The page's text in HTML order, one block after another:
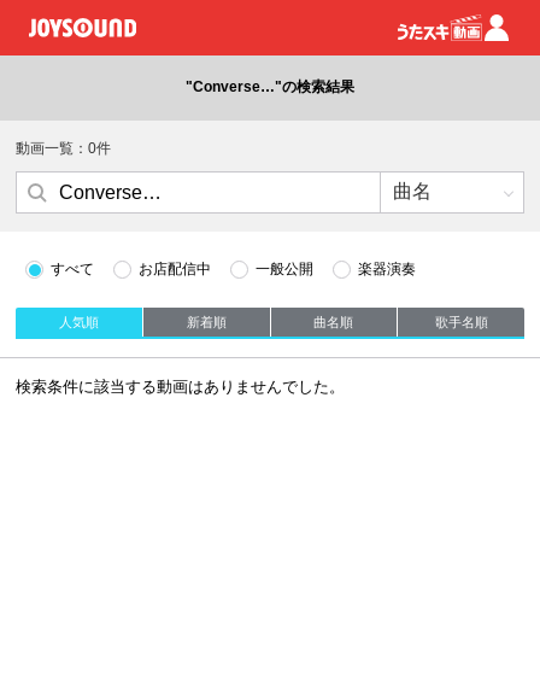
"Converse…"の検索結果
動画一覧：0件
すべて お店配信中 一般公開 楽器演奏
人気順 新着順 曲名順 歌手名順
検索条件に該当する動画はありませんでした。